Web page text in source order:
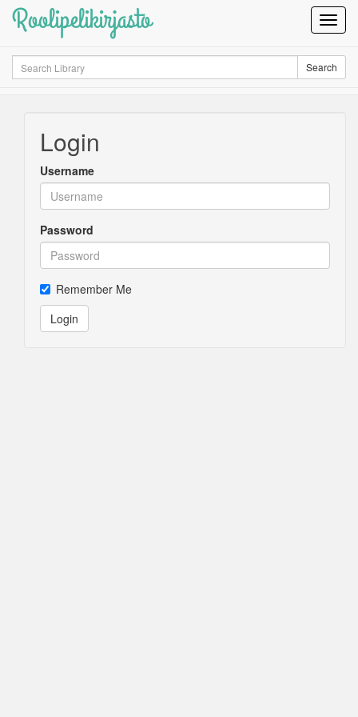
Roolipelikirjasto
Search Search
Login
Username
Password
Remember Me
Login